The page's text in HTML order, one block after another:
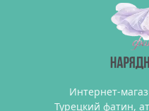
Интернет-
Турецкий фатин,